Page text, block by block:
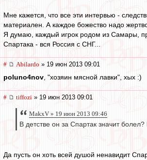
Мне кажется, что все эти интервью -
материален. А каждое божество надо
Я думаю, каждый игрок родом из Самары,
Спартака - вся Россия с СНГ...
# Abilardo » 19 июн 2013 09:01
poluno4nov , "хозяин мясной лавки", хых :)
# tiffozi » 19 июн 2013 09:01
MakxV » 19 июн 2013 09:46
В детстве он за Спартак значит
Да пусть он хоть всей душой ненавидит